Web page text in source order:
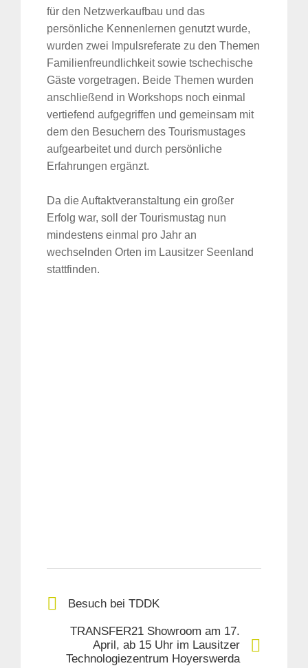
für den Netzwerkaufbau und das
persönliche Kennenlernen genutzt wurde,
wurden zwei Impulsreferate zu den Themen
Familienfreundlichkeit sowie tschechische
Gäste vorgetragen. Beide Themen wurden
anschließend in Workshops noch einmal
vertiefend aufgegriffen und gemeinsam mit
dem den Besuchern des Tourismustages
aufgearbeitet und durch persönliche
Erfahrungen ergänzt.
Da die Auftaktveranstaltung ein großer
Erfolg war, soll der Tourismustag nun
mindestens einmal pro Jahr an
wechselnden Orten im Lausitzer Seenland
stattfinden.
Besuch bei TDDK
TRANSFER21 Showroom am 17.
April, ab 15 Uhr im Lausitzer
Technologiezentrum Hoyerswerda